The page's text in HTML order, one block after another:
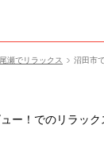
瀬でリラックス 沼田市
ー！でのリラッ